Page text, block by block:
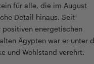
für alle, die im August
Detail hinaus. Seit
positiven energetischen
Ägypten war er unter
und Wohlstand verehrt.